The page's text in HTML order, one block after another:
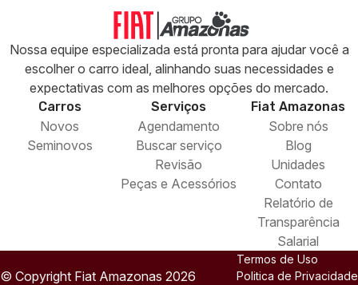
Nossa equipe especializada está pronta para ajudar você a
escolher o carro ideal, alinhando suas necessidades e
expectativas com as melhores opções do mercado.
Carros
Novos
Seminovos
Serviços
Agendamento
Buscar serviço
Revisão
Peças e Acessórios
Fiat Amazonas
Sobre nós
Blog
Unidades
Contato
Relatório de
Transparência
Salarial
© Copyright Fiat Amazonas 2026
Termos de Uso
Politica de Privacidade